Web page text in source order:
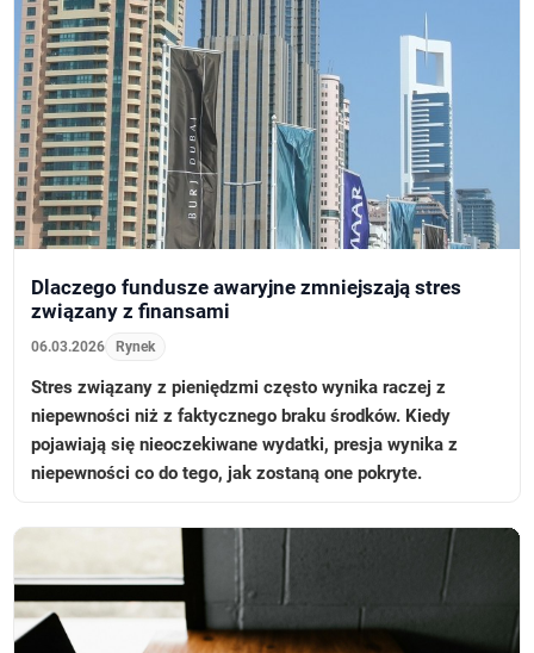
Dlaczego fundusze awaryjne zmniejszają stres
związany z finansami
06.03.2026 Rynek
Stres związany z pieniędzmi często wynika raczej z
niepewności niż z faktycznego braku środków. Kiedy
pojawiają się nieoczekiwane wydatki, presja wynika z
niepewności co do tego, jak zostaną one pokryte.